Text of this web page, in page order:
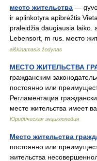
место жительства —
ir aplinkotyra apibrėžtis
praleidžia daugiausia laiko.
Lebensort, m rus. место
aiškinamasis žodynas
МЕСТО ЖИТЕЛЬСТВА
гражданским
постоянно или
Регламентация
месте жительства имеет
Юридическая энциклопедия
Место жительства
постоянно или
жительства